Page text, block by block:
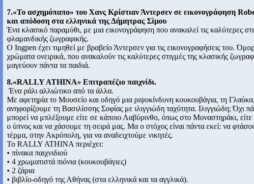
7.«Το ασχημόπαπο» του Χανς Κρίστιαν Άντερσεν σε εικονογράφηση
και απόδοση στα ελληνικά της Δήμητρας Σίμου
Ένα κλασικό παραμύθι, με μια εικονογράφηση που ανακαλεί τις καλύτερες
φλαμανδικής ζωγραφικής.
O Ingpen έχει τιμηθεί με βραβείο Άντερσεν για τις εικονογραφήσεις του.
χρώματα ονειρικά, που ανακαλούν τις καλύτερες στιγμές της κλασικής
μαγεύουν πάντα τα παιδιά.
8.«RALLY ATHINA» Επιτραπέζιο παιχνίδι.
Ένα ράλι αλλιώτικο από τα άλλα.
Με αφετηρία το Μουσείο και οδηγό μια ριψοκίνδυνη κουκουβάγια, τη Γλαύκα,
ανηφορίζουμε τη Βασιλίσσης Σοφίας με ιλιγγιώδη ταχύτητα. Ιλιγγιώδη; Όχι
μπορεί να μπλέξουμε είτε σε κάποιο Λαβύρινθο, όπως στο Μοναστηράκι, είτε
ο ύπνος και να χάσουμε τη σειρά μας. Μα ο στόχος είναι πάντα εκεί: να
τέρμα, στην Ακρόπολη, για να αναδειχτούμε νικητές.
Το RALLY ATHINA περιέχει:
• πίνακα παιχνιδιού
• 4 χρωματιστά πιόνια (κουκουβάγιες)
• 2 ζάρια
• βιβλίο-οδηγό της Αθήνας (στα ελληνικά και τα αγγλικά).